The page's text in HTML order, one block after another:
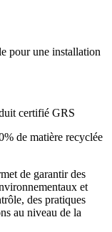
pour une installation
certifié GRS
de matière recyclée
de garantir des
et
des pratiques
au niveau de la